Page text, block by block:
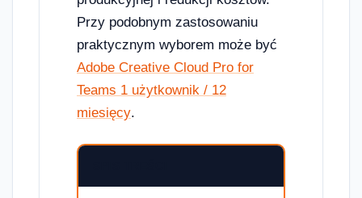
Przy podobnym zastosowaniu
praktycznym wyborem może być
Adobe Creative Cloud Pro for
Teams 1 użytkownik / 12
miesięcy.